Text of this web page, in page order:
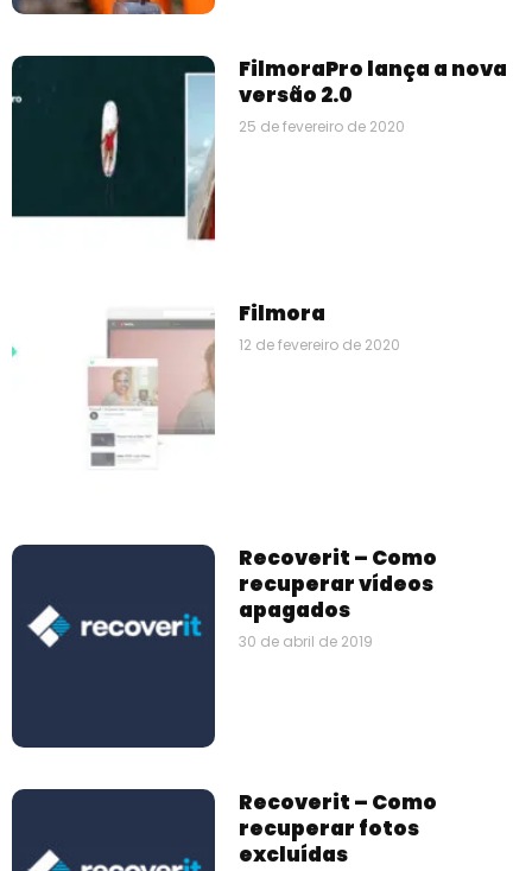
FilmoraPro lança a nova
versão 2.0
25 de fevereiro de 2020
Filmora
12 de fevereiro de 2020
Recoverit – Como
recuperar vídeos
apagados
30 de abril de 2019
Recoverit – Como
recuperar fotos
excluídas